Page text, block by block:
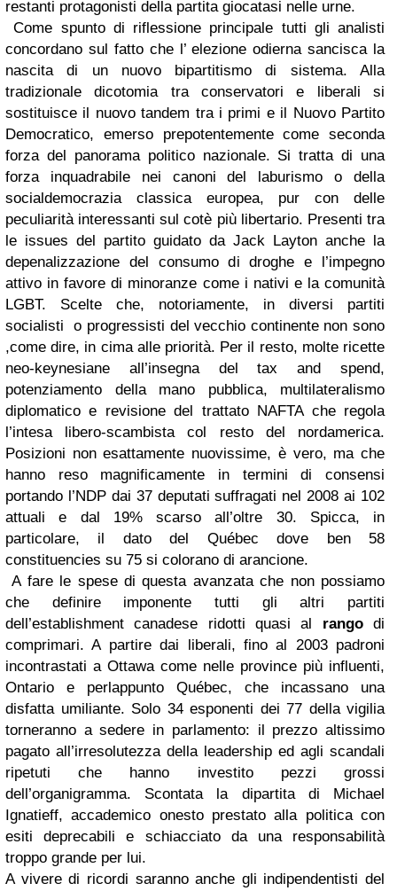
restanti protagonisti della partita giocatasi nelle urne.
Come spunto di riflessione principale tutti gli analisti
concordano sul fatto che l’ elezione odierna sancisca la
nascita di un nuovo bipartitismo di sistema. Alla
tradizionale dicotomia tra conservatori e liberali si
sostituisce il nuovo tandem tra i primi e il Nuovo Partito
Democratico, emerso prepotentemente come seconda
forza del panorama politico nazionale. Si tratta di una
forza inquadrabile nei canoni del laburismo o della
socialdemocrazia classica europea, pur con delle
peculiarità interessanti sul cotè più libertario. Presenti tra
le issues del partito guidato da Jack Layton anche la
depenalizzazione del consumo di droghe e l’impegno
attivo in favore di minoranze come i nativi e la comunità
LGBT. Scelte che, notoriamente, in diversi partiti
socialisti o progressisti del vecchio continente non sono
,come dire, in cima alle priorità. Per il resto, molte ricette
neo-keynesiane all’insegna del tax and spend,
potenziamento della mano pubblica, multilateralismo
diplomatico e revisione del trattato NAFTA che regola
l’intesa libero-scambista col resto del nordamerica.
Posizioni non esattamente nuovissime, è vero, ma che
hanno reso magnificamente in termini di consensi
portando l’NDP dai 37 deputati suffragati nel 2008 ai 102
attuali e dal 19% scarso all’oltre 30. Spicca, in
particolare, il dato del Québec dove ben 58
constituencies su 75 si colorano di arancione.
A fare le spese di questa avanzata che non possiamo
che definire imponente tutti gli altri partiti
dell’establishment canadese ridotti quasi al rangodi
comprimari. A partire dai liberali, fino al 2003 padroni
incontrastati a Ottawa come nelle province più influenti,
Ontario e perlappunto Québec, che incassano una
disfatta umiliante. Solo 34 esponenti dei 77 della vigilia
torneranno a sedere in parlamento: il prezzo altissimo
pagato all’irresolutezza della leadership ed agli scandali
ripetuti che hanno investito pezzi grossi
dell’organigramma. Scontata la dipartita di Michael
Ignatieff, accademico onesto prestato alla politica con
esiti deprecabili e schiacciato da una responsabilità
troppo grande per lui.
A vivere di ricordi saranno anche gli indipendentisti del